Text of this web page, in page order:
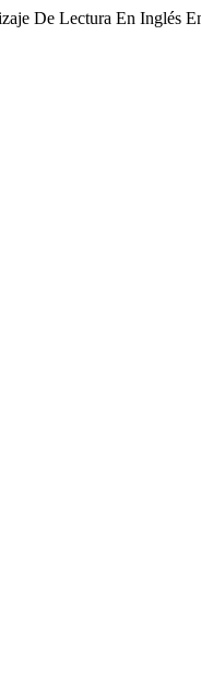
De Lectura En Inglés